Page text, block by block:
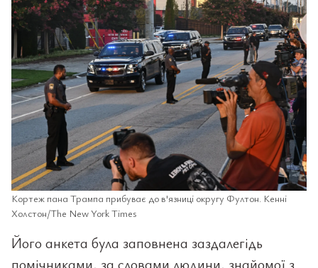
Кортеж пана Трампа прибуває до в'язниці округу Фултон. Кенні
Холстон/The New York Times
Його анкета була заповнена заздалегідь